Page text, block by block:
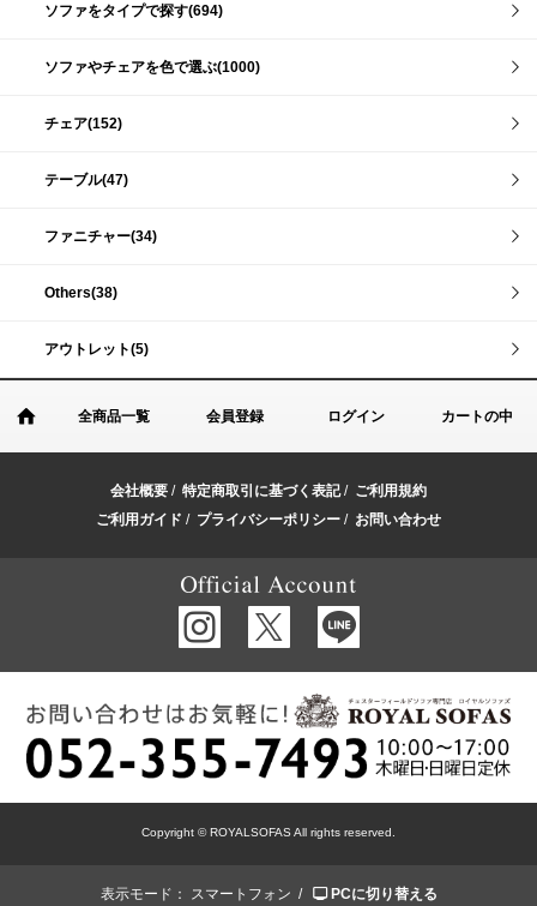
ソファをタイプで探す(694)
ソファやチェアを色で選ぶ(1000)
チェア(152)
テーブル(47)
ファニチャー(34)
Others(38)
アウトレット(5)
全商品一覧 会員登録 ログイン カートの中
会社概要 / 特定商取引に基づく表記/ ご利用規約
ご利用ガイド / プライバシーポリシー / お問い合わせ
Copyright © ROYALSOFAS All rights reserved.
表示モード： スマートフォン / PCに切り替える